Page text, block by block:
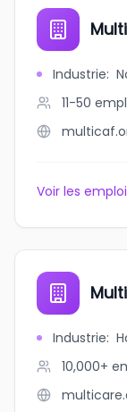
Industrie:
11-50
Voir les
Industrie:
10,000+